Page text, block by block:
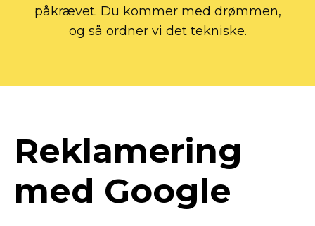
påkrævet. Du kommer med drømmen,
og så ordner vi det tekniske.
Reklamering
med Google